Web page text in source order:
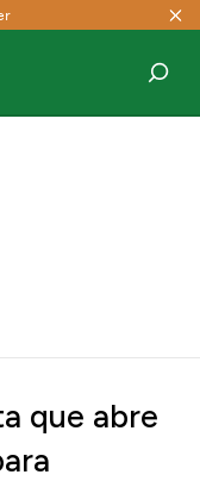
que abre